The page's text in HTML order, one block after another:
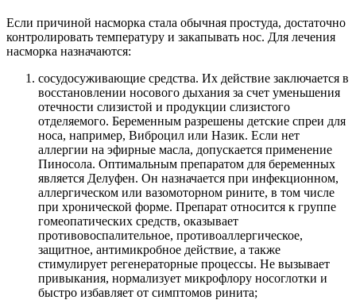
Если причиной насморка стала обычная простуда, достаточно
контролировать температуру и закапывать нос. Для лечения
насморка назначаются:
сосудосуживающие средства. Их действие заключается в
восстановлении носового дыхания за счет уменьшения
отечности слизистой и продукции слизистого
отделяемого. Беременным разрешены детские спреи для
носа, например, Виброцил или Назик. Если нет
аллергии на эфирные масла, допускается применение
Пиносола. Оптимальным препаратом для беременных
является Делуфен. Он назначается при инфекционном,
аллергическом или вазомоторном рините, в том числе
при хронической форме. Препарат относится к группе
гомеопатических средств, оказывает
противовоспалительное, противоаллергическое,
защитное, антимикробное действие, а также
стимулирует регенераторные процессы. Не вызывает
привыкания, нормализует микрофлору носоглотки и
быстро избавляет от симптомов ринита;